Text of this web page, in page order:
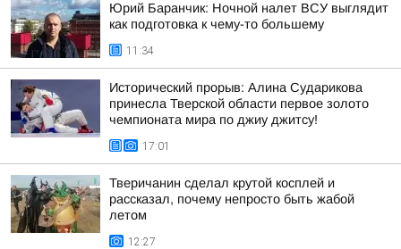
Юрий Баранчик: Ночной налет ВСУ выглядит
как подготовка к чему-то большему
11:34
Исторический прорыв: Алина Сударикова
принесла Тверской области первое золото
чемпионата мира по джиу джитсу!
17:01
Тверичанин сделал крутой косплей и
рассказал, почему непросто быть жабой
летом
12:27